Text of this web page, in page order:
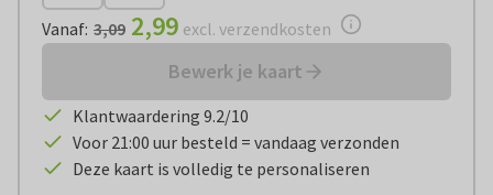
Vanaf: 3,09 2,99 excl. verzendkosten
Bewerk je kaart
Klantwaardering 9.2/10
Voor 21:00 uur besteld = vandaag verzonden
Deze kaart is volledig te personaliseren